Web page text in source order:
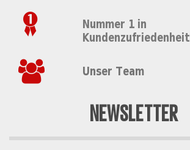
Nummer 1 in
Kundenzufriedenheit
Unser Team
NEWSLETTER